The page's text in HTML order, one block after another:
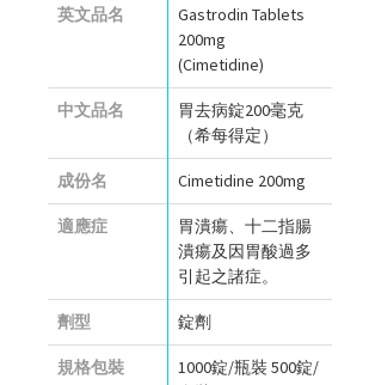
英文品名
Gastrodin Tablets
200mg
(Cimetidine)
中文品名
胃去病錠200毫克
（希每得定）
成份名 Cimetidine 200mg
適應症
胃潰瘍、十二指腸
潰瘍及因胃酸過多
引起之諸症。
劑型 錠劑
規格包裝
1000錠/瓶裝 500錠/